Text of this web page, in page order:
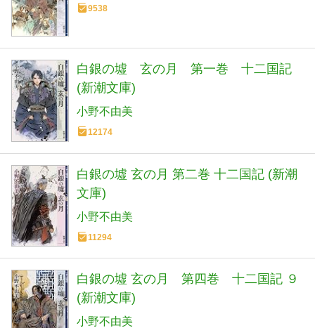
9538
白銀の墟 玄の月 第一巻 十二国記
(新潮文庫)
小野不由美
12174
白銀の墟 玄の月 第二巻 十二国記 (新潮
文庫)
小野不由美
11294
白銀の墟 玄の月 第四巻 十二国記 ９
(新潮文庫)
小野不由美